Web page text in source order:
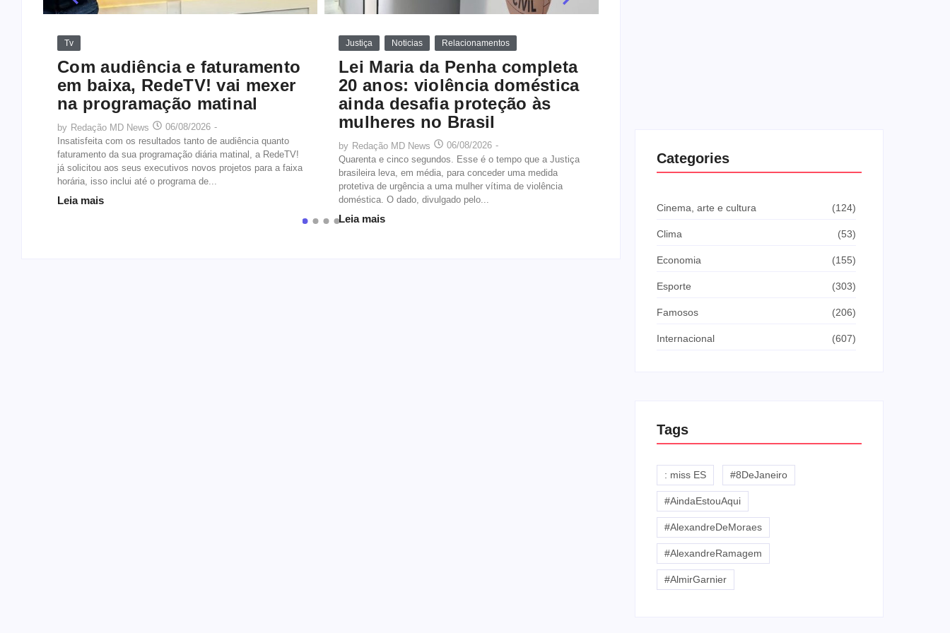
Tv
Com audiência e faturamento
em baixa, RedeTV! vai mexer
na programação matinal
by Redação MD News 06/08/2026 -
Insatisfeita com os resultados tanto de audiência quanto
faturamento da sua programação diária matinal, a RedeTV!
já solicitou aos seus executivos novos projetos para a faixa
horária, isso inclui até o programa de...
Leia mais
Justiça Noticias Relacionamentos
Lei Maria da Penha completa
20 anos: violência doméstica
ainda desafia proteção às
mulheres no Brasil
by Redação MD News 06/08/2026 -
Quarenta e cinco segundos. Esse é o tempo que a Justiça
brasileira leva, em média, para conceder uma medida
protetiva de urgência a uma mulher vítima de violência
doméstica. O dado, divulgado pelo...
Leia mais
Categories
Cinema, arte e cultura (124)
Clima (53)
Economia (155)
Esporte (303)
Famosos (206)
Internacional (607)
Tags
: miss ES #8DeJaneiro
#AindaEstouAqui
#AlexandreDeMoraes
#AlexandreRamagem
#AlmirGarnier